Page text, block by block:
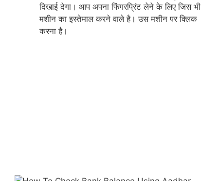
दिखाई देगा। आप अपना फिंगरप्रिंट लेने के लिए जिस भी
मशीन का इस्तेमाल करने वाले है। उस मशीन पर क्लिक
करना है।